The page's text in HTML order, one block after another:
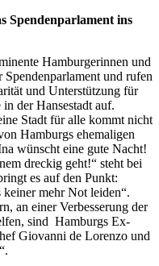
Spendenparlament ins
Hamburgerinnen und
und rufen
und Unterstützung für
der Hansestadt auf.
Stadt für alle kommt nicht
Hamburgs ehemaligen
wünscht eine gute Nacht!
dreckig geht!“ steht bei
es auf den Punkt:
mehr Not leiden“.
an einer Verbesserung der
sind Hamburgs Ex-
Giovanni de Lorenzo und